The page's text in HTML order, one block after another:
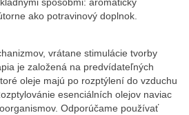
ako potravinový doplnok.
vrátane stimulácie tvorby
je založená na predvídateľných
oleje majú po rozptýlení do vzduchu
esenciálních olejov naviac
Odporúčame používať